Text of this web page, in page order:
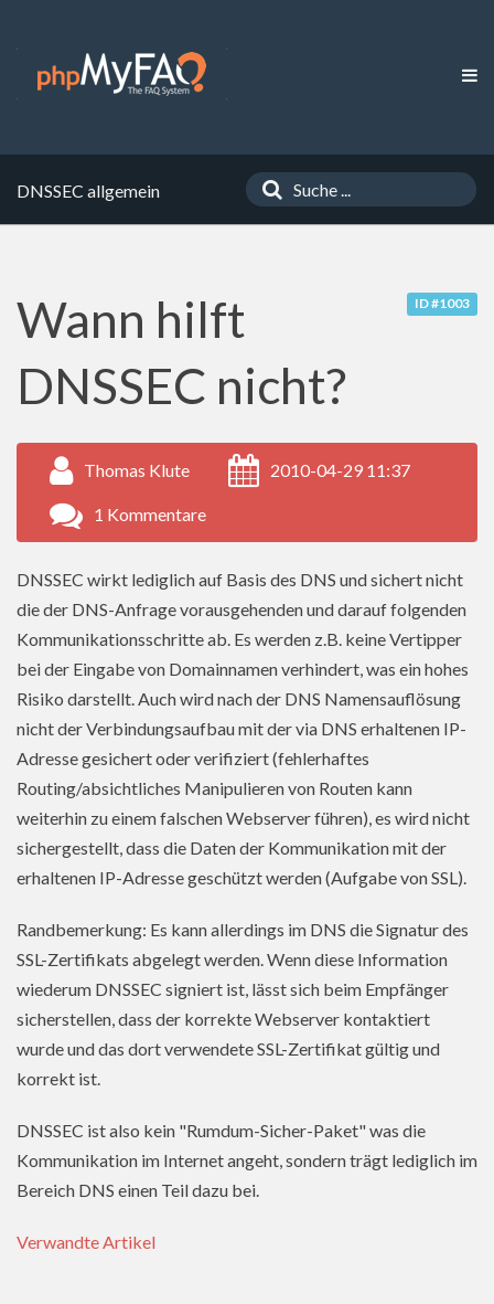
DNSSEC allgemein
ID #1003
Wann hilft
DNSSEC nicht?
Thomas Klute 2010-04-29 11:37
1 Kommentare
DNSSEC wirkt lediglich auf Basis des DNS und sichert nicht
die der DNS-Anfrage vorausgehenden und darauf folgenden
Kommunikationsschritte ab. Es werden z.B. keine Vertipper
bei der Eingabe von Domainnamen verhindert, was ein hohes
Risiko darstellt. Auch wird nach der DNS Namensauflösung
nicht der Verbindungsaufbau mit der via DNS erhaltenen IP-
Adresse gesichert oder verifiziert (fehlerhaftes
Routing/absichtliches Manipulieren von Routen kann
weiterhin zu einem falschen Webserver führen), es wird nicht
sichergestellt, dass die Daten der Kommunikation mit der
erhaltenen IP-Adresse geschützt werden (Aufgabe von SSL).
Randbemerkung: Es kann allerdings im DNS die Signatur des
SSL-Zertifikats abgelegt werden. Wenn diese Information
wiederum DNSSEC signiert ist, lässt sich beim Empfänger
sicherstellen, dass der korrekte Webserver kontaktiert
wurde und das dort verwendete SSL-Zertifikat gültig und
korrekt ist.
DNSSEC ist also kein "Rumdum-Sicher-Paket" was die
Kommunikation im Internet angeht, sondern trägt lediglich im
Bereich DNS einen Teil dazu bei.
Verwandte Artikel